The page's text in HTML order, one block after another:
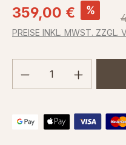
Verkaufspreis:
359,00 € %
PREISE INKL. MWST. ZZGL.
Produkt